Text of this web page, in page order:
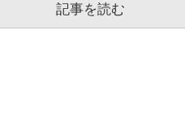
記事を読む